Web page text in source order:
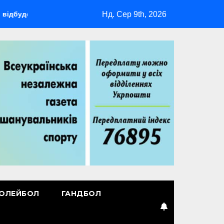
мультиспортивний табір ГАРТ 2026 – як долучитися
Нд. Сер 9th, 2026
ГАНДБОЛ